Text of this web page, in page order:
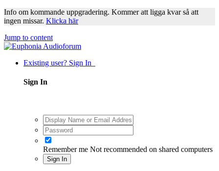
Info om kommande uppgradering. Kommer att ligga kvar så att
ingen missar. Klicka här
Jump to content
Existing user? Sign In
Sign In
Remember me Not recommended on shared computers
Sign In